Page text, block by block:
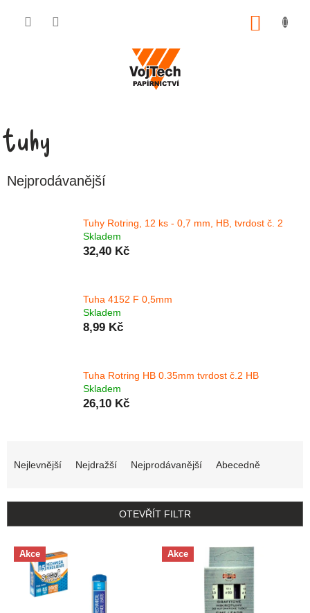
tuhy
Nejprodávanější
Tuhy Rotring, 12 ks - 0,7 mm, HB, tvrdost č. 2
Skladem
32,40 Kč
Tuha 4152 F 0,5mm
Skladem
8,99 Kč
Tuha Rotring HB 0.35mm tvrdost č.2 HB
Skladem
26,10 Kč
Nejlevnější Nejdražší Nejprodávanější Abecedně
OTEVŘÍT FILTR
Výpis produktů
Akce Akce